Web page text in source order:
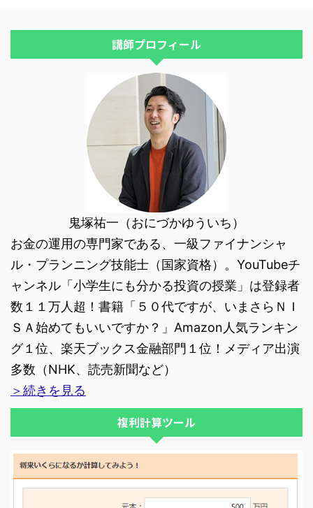
講師プロフィール
鬼塚祐一（おにづかゆういち）
お金の運用の専門家である、一級ファイナンシャ
ル・プランニング技能士（国家資格）。YouTubeチ
ャンネル「小学生にも分かる投資の授業」は登録者
数１１万人超！書籍「５０代ですが、いまさらＮＩ
ＳＡ始めてもいいですか？」Amazon人気ランキン
グ１位、楽天ブックス金融部門１位！メディア出演
多数（NHK、読売新聞など）
＞続きを見る
複利計算ツール